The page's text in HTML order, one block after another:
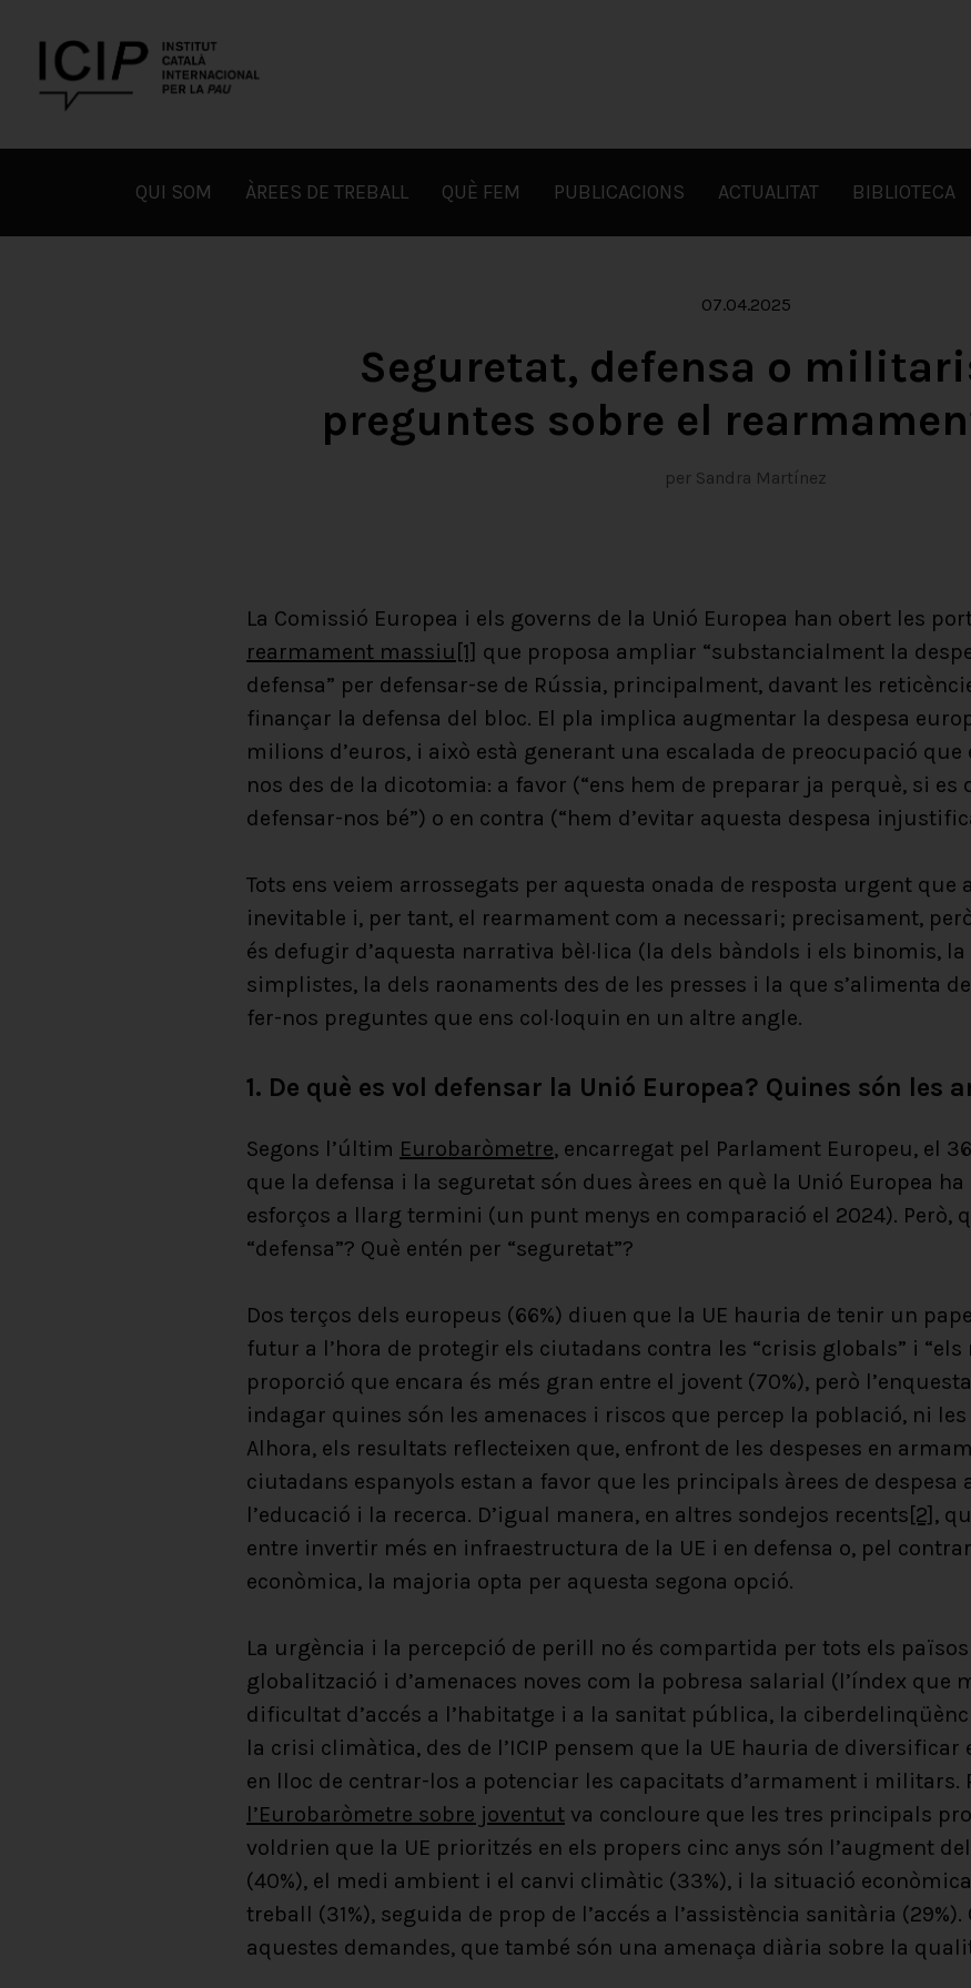
content
ICIP
QUI SOM ÀREES DE TREBALL QUÈ FEM PUBLICACIONS ACTUALITAT BIBLIOTECA
07.04.2025
Seguretat, defensa o
preguntes sobre el
per Sandra Martínez
La Comissió Europea i els governs de la Unió Europea han obert les
rearmament massiu [1] que proposa ampliar “substancialment la
defensa” per defensar-se de Rússia, principalment, davant les
finançar la defensa del bloc. El pla implica augmentar la despesa
milions d’euros, i això està generant una escalada de preocupació
nos des de la dicotomia: a favor (“ens hem de preparar ja perquè, si es
defensar-nos bé”) o en contra (“hem d’evitar aquesta despesa
Tots ens veiem arrossegats per aquesta onada de resposta urgent que
inevitable i, per tant, el rearmament com a necessari; precisament,
és defugir d’aquesta narrativa bèl·lica (la dels bàndols i els binomis,
simplistes, la dels raonaments des de les presses i la que s’alimenta
fer-nos preguntes que ens col·loquin en un altre angle.
1. De què es vol defensar la Unió Europea? Quines són les
Segons l’últim Eurobaròmetre, encarregat pel Parlament Europeu, el
que la defensa i la seguretat són dues àrees en què la Unió Europea
esforços a llarg termini (un punt menys en comparació el 2024). Però,
“defensa”? Què entén per “seguretat”?
Dos terços dels europeus (66%) diuen que la UE hauria de tenir un
futur a l’hora de protegir els ciutadans contra les “crisis globals” i “els
proporció que encara és més gran entre el jovent (70%), però
indagar quines són les amenaces i riscos que percep la població, ni
Alhora, els resultats reflecteixen que, enfront de les despeses en
ciutadans espanyols estan a favor que les principals àrees de
l’educació i la recerca. D’igual manera, en altres sondejos recents [2] ,
entre invertir més en infraestructura de la UE i en defensa o, pel
econòmica, la majoria opta per aquesta segona opció.
La urgència i la percepció de perill no és compartida per tots els països
globalització i d’amenaces noves com la pobresa salarial (l’índex que
dificultat d’accés a l’habitatge i a la sanitat pública, la
la crisi climàtica, des de l’ICIP pensem que la UE hauria de diversificar
en lloc de centrar-los a potenciar les capacitats d’armament i militars.
l’Eurobaròmetre sobre joventut va concloure que les tres principals
voldrien que la UE prioritzés en els propers cinc anys són l’augment
(40%), el medi ambient i el canvi climàtic (33%), i la situació
treball (31%), seguida de prop de l’accés a l’assistència sanitària
aquestes demandes, que també són una amenaça diària sobre la